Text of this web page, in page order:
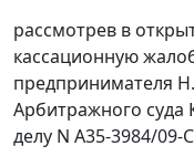
рассмотрев в
кассационную
предпринимателя
Арбитражного суда
делу N А35-3984/09-